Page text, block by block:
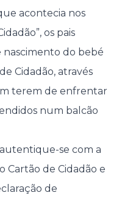
acontecia nos
os pais
nascimento do bebé
Cidadão, através
terem de enfrentar
num balcão
se com a
Cartão de Cidadão e
de